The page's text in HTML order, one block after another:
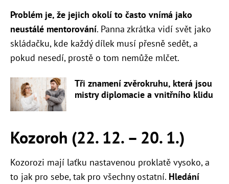
Problém je, že jejich okolí to často vnímá jako
neustálé mentorování. Panna zkrátka vidí svět jako
skládačku, kde každý dílek musí přesně sedět, a
pokud nesedí, prostě o tom nemůže mlčet.
Tři znamení zvěrokruhu, která jsou
mistry diplomacie a vnitřního klidu
Kozoroh (22. 12. – 20. 1.)
Kozorozi mají laťku nastavenou proklatě vysoko, a
to jak pro sebe, tak pro všechny ostatní. Hledání